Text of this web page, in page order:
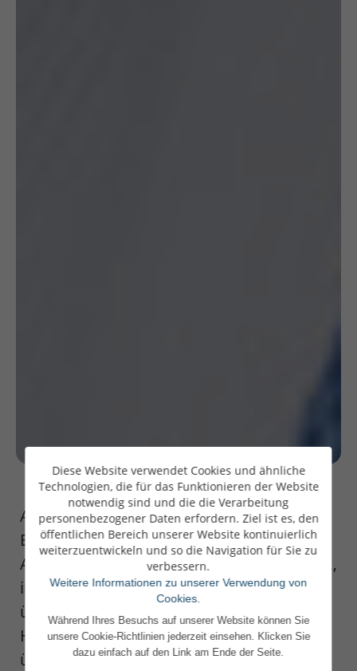
Anlässlich des 100-jährigen Bestehens der
Banque de Luxembourg sprach Pierre
Ahlborn, Administrateur Délégué der Bank,
im Interview mit dem Luxemburger Wort
über die Geschichte des Hauses, über
Herausforderungen auf dem Weg und
über strategische Entscheidungen.
Diese Website verwendet Cookies und ähnliche
Technologien, die für das Funktionieren der Website
notwendig sind und die die Verarbeitung
personenbezogener Daten erfordern. Ziel ist es, den
öffentlichen Bereich unserer Website kontinuierlich
weiterzuentwickeln und so die Navigation für Sie zu
verbessern.
Weitere Informationen zu unserer Verwendung von
Cookies.
Während Ihres Besuchs auf unserer Website können Sie
unsere Cookie-Richtlinien jederzeit einsehen. Klicken Sie
dazu einfach auf den Link am Ende der Seite.